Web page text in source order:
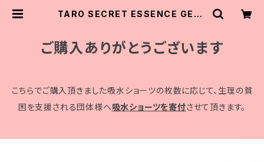
TARO SECRET ESSENCE GEL |
ご購入ありがとうございます
こちらでご購入頂きました吸水ショーツの枚数に応じて、生理の貧
困を支援される団体様へ吸水ショーツを寄付させて頂きます。